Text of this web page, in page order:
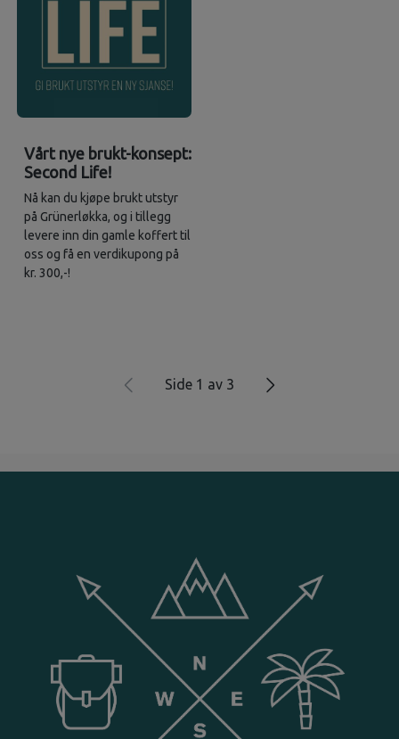
Vårt nye brukt-konsept:
Second Life!
Nå kan du kjøpe brukt utstyr
på Grünerløkka, og i tillegg
levere inn din gamle koffert til
oss og få en verdikupong på
kr. 300,-!
Side 1 av 3